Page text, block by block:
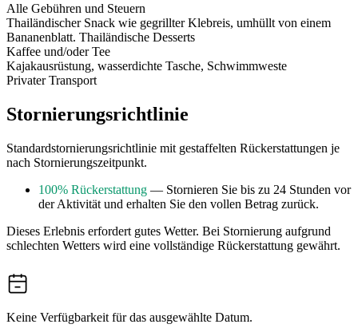
Alle Gebühren und Steuern
Thailändischer Snack wie gegrillter Klebreis, umhüllt von einem
Bananenblatt. Thailändische Desserts
Kaffee und/oder Tee
Kajakausrüstung, wasserdichte Tasche, Schwimmweste
Privater Transport
Stornierungsrichtlinie
Standardstornierungsrichtlinie mit gestaffelten Rückerstattungen je
nach Stornierungszeitpunkt.
100% Rückerstattung — Stornieren Sie bis zu 24 Stunden vor
der Aktivität und erhalten Sie den vollen Betrag zurück.
Dieses Erlebnis erfordert gutes Wetter. Bei Stornierung aufgrund
schlechten Wetters wird eine vollständige Rückerstattung gewährt.
Keine Verfügbarkeit für das ausgewählte Datum.